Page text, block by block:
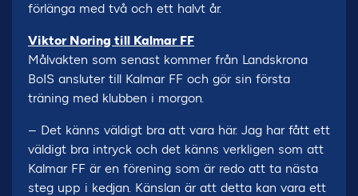
förlänga med två och ett halvt år.
Viktor Noring till Kalmar FF
Målvakten som senast kommer från Landskrona
BoIS ansluter till Kalmar FF och gör sin första
träning med klubben i morgon.
– Det känns väldigt bra att vara här. Jag har fått ett
väldigt bra intryck och det känns verkligen som att
Kalmar FF är en förening som är redo att ta nästa
steg upp i kedjan. Känslan är att detta kan vara ett